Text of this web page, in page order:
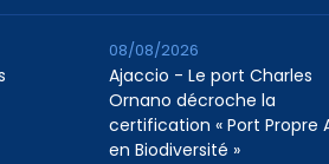
Ajaccio - Le port Charles
Ornano décroche la
certification « Port Propre
en Biodiversité »
08/08/2026